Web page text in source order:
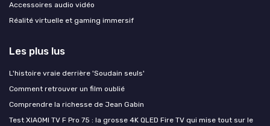
Accessoires audio vidéo
Réalité virtuelle et gaming immersif
Les plus lus
L'histoire vraie derrière 'Soudain seuls'
Comment retrouver un film oublié
Comprendre la richesse de Jean Gabin
Test XIAOMI TV F Pro 75 : la grosse 4K QLED Fire TV qui mise tout sur le